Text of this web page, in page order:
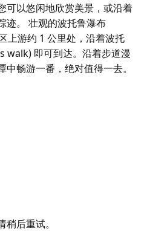
可以悠闲地欣赏美景，或沿着
迹。 壮观的波托鲁瀑布
上游约 1 公里处，沿着波托
walk) 即可到达。沿着步道漫
畅游一番，绝对值得一去。
美，是享用午餐的理想场
柴烧烤架和卫生间，让您轻
可以悠闲地欣赏美景，或沿着
。
后重试。